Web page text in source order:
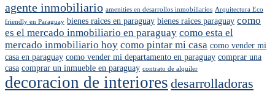
agente inmobiliario amenities en desarrollos inmobiliarios Arquitectura Eco
friendly en Paraguay bienes raices en paraguay bienes raices paraguay como
es el mercado inmobiliario en paraguay como esta el
mercado inmobiliario hoy como pintar mi casa como vender mi
casa en paraguay como vender mi departamento en paraguay comprar una
casa comprar un inmueble en paraguay contrato de alquiler
decoracion de interiores desarrolladoras